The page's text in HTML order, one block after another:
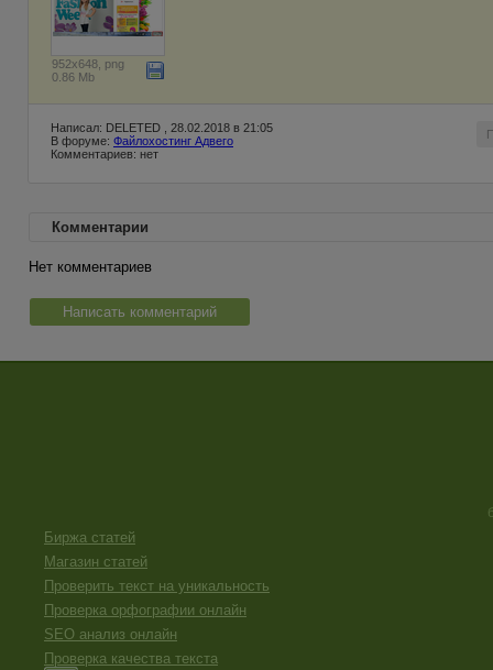
952x648, png
0.86 Mb
Написал: DELETED , 28.02.2018 в 21:05
В форуме: Файлохостинг Адвего
Комментариев: нет
Комментарии
Нет комментариев
Написать комментарий
Биржа статей
Магазин статей
Проверить текст на уникальность
Проверка орфографии онлайн
SEO анализ онлайн
Проверка качества текста